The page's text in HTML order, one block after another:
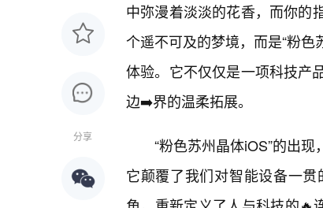
分享
中弥漫着淡淡的花香，而你
个遥不可及的梦境，而是“粉
体验。它不仅仅是一项科技产
边➡️界的温柔拓展。
“粉色苏州晶体iOS”的出
它颠覆了我们对智能设备一